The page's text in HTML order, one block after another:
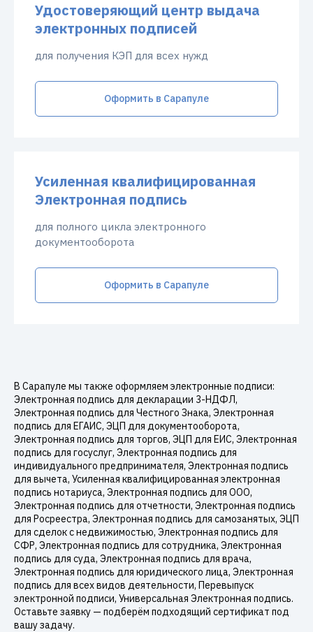
Удостоверяющий центр выдача
электронных подписей
для получения КЭП для всех нужд
Оформить в Сарапуле
Усиленная квалифицированная
Электронная подпись
для полного цикла электронного
документооборота
Оформить в Сарапуле
В Сарапуле мы также оформляем электронные подписи:
Электронная подпись для декларации 3-НДФЛ,
Электронная подпись для Честного Знака, Электронная
подпись для ЕГАИС, ЭЦП для документооборота,
Электронная подпись для торгов, ЭЦП для ЕИС, Электронная
подпись для госуслуг, Электронная подпись для
индивидуального предпринимателя, Электронная подпись
для вычета, Усиленная квалифицированная электронная
подпись нотариуса, Электронная подпись для ООО,
Электронная подпись для отчетности, Электронная подпись
для Росреестра, Электронная подпись для самозанятых, ЭЦП
для сделок с недвижимостью, Электронная подпись для
СФР, Электронная подпись для сотрудника, Электронная
подпись для суда, Электронная подпись для врача,
Электронная подпись для юридического лица, Электронная
подпись для всех видов деятельности, Перевыпуск
электронной подписи, Универсальная Электронная подпись.
Оставьте заявку — подберём подходящий сертификат под
вашу задачу.